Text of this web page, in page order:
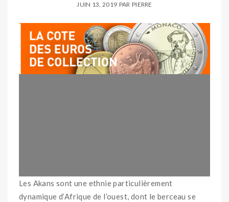
JUIN 13, 2019 PAR PIERRE
Les Akans sont une ethnie particulièrement
dynamique d’Afrique de l’ouest, dont le berceau se